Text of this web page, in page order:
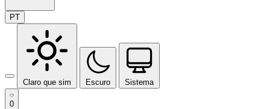
PT
Claro que sim Escuro Sistema
0